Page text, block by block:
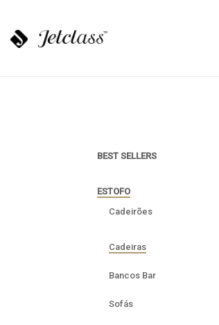
BEST SELLERS
ESTOFO
Cadeirões
Cadeiras
Bancos Bar
Sofás